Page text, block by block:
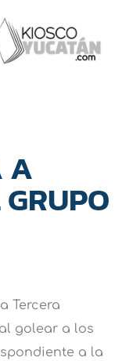
A
Tercera
golear a los
a la